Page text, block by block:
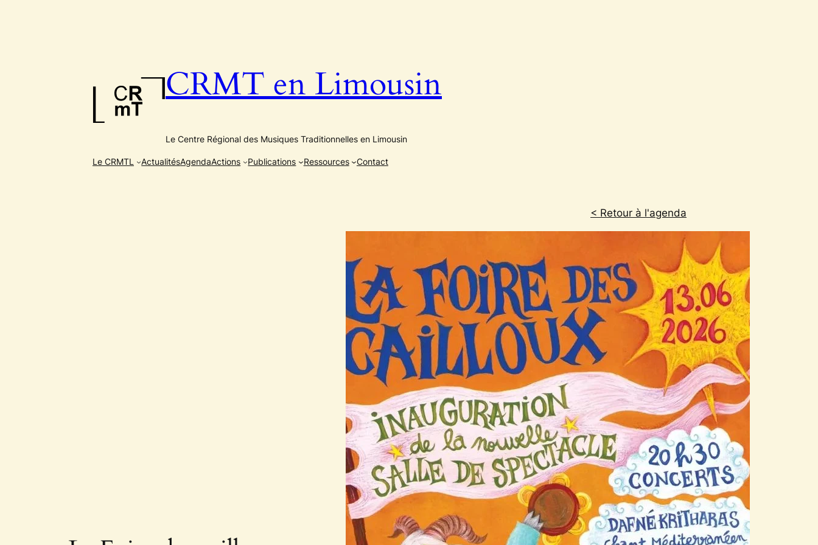
CRMT en Limousin
Le Centre Régional des Musiques Traditionnelles en Limousin
Le CRMTL ActualitésAgendaActions Publications Ressources Contact
< Retour à l'agenda